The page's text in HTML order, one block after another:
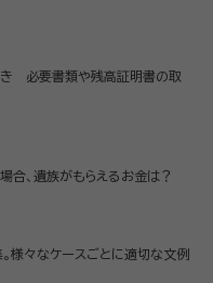
き 必要書類や残高証明書の取
合、遺族がもらえるお金は？
様々なケースごとに適切な文例